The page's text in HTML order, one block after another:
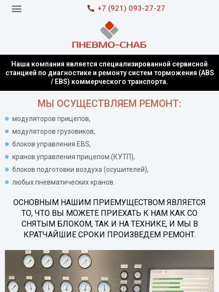
+7 (921) 093-27-27
Наша компания является специализированной сервисной
станцией по диагностике и ремонту систем торможения (ABS
/ EBS) коммерческого транспорта.
МЫ ОСУЩЕСТВЛЯЕМ РЕМОНТ:
модуляторов прицепов,
модуляторов грузовиков,
блоков управления EBS,
кранов управления прицепом (КУТП),
блоков подготовки воздуха (осушителей),
любых пневматических кранов.
ОСНОВНЫМ НАШИМ ПРИЕМУЩЕСТВОМ ЯВЛЯЕТСЯ
ТО, ЧТО ВЫ МОЖЕТЕ ПРИЕХАТЬ К НАМ КАК СО
СНЯТЫМ БЛОКОМ, ТАК И НА ТЕХНИКЕ, И МЫ В
КРАТЧАЙШИЕ СРОКИ ПРОИЗВЕДЕМ РЕМОНТ.